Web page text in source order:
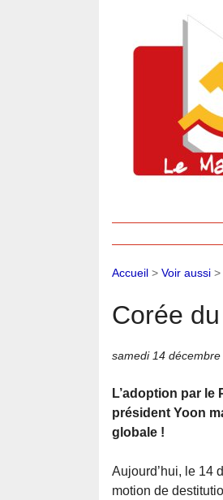
Accueil > Voir aussi >
Corée
samedi 14
L’adoption par
président Yoon
globale !
Aujourd’hui, le 14
motion de